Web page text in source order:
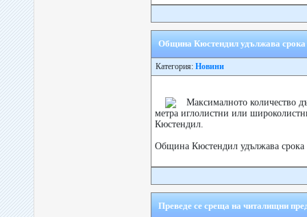
Община Кюстендил удължава срока
Категория: Новини
Максималното количество
метра иглолистни или
Кюстендил.
Община Кюстендил удължава срока
Преведе се среща на читалищни